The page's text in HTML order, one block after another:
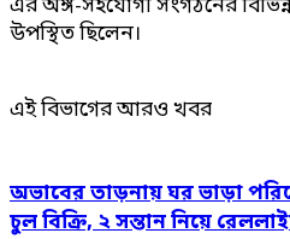
এর অঙ্গ-সহযোগী সংগঠনের বিভিন্ন
উপস্থিত ছিলেন।
এই বিভাগের আরও খবর
অভাবের তাড়নায় ঘর ভাড়া
চুল বিক্রি, ২ সন্তান নিয়ে